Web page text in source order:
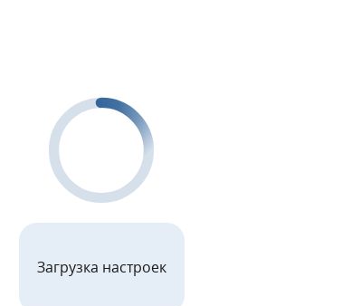
Загрузка настроек